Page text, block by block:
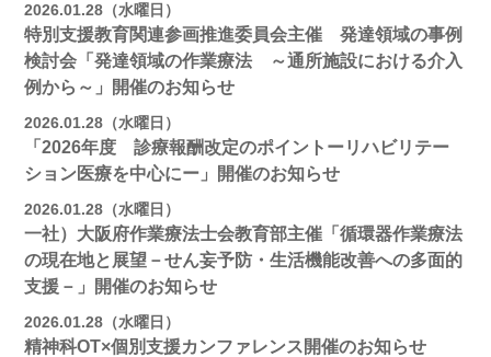
2026.01.28（水曜日）
特別支援教育関連参画推進委員会主催 発達領域の事例
検討会「発達領域の作業療法 ～通所施設における介入
例から～」開催のお知らせ
2026.01.28（水曜日）
「2026年度 診療報酬改定のポイントーリハビリテー
ション医療を中心にー」開催のお知らせ
2026.01.28（水曜日）
一社）大阪府作業療法士会教育部主催「循環器作業療法
の現在地と展望－せん妄予防・生活機能改善への多面的
支援－」開催のお知らせ
2026.01.28（水曜日）
精神科OT×個別支援カンファレンス開催のお知らせ